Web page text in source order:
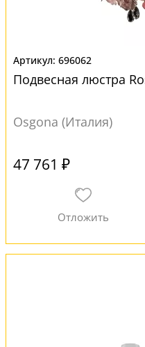
696062
Подвесная люстра
Osgona (Италия)
47 761 ₽